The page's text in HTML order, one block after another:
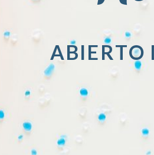
ABIERTO